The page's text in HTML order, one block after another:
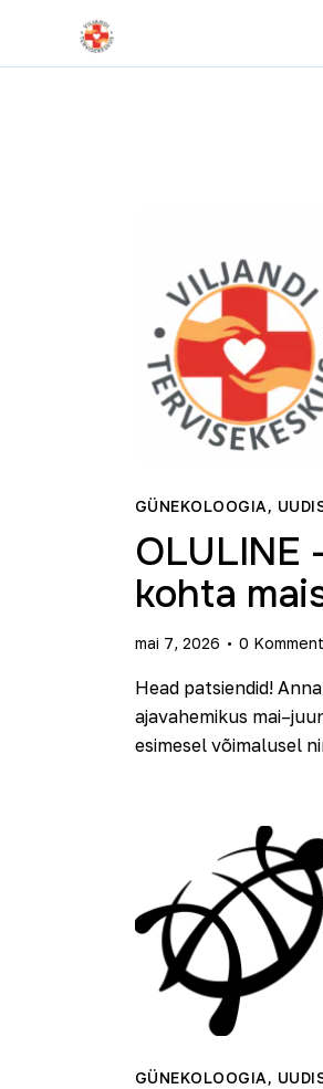
GÜNEKOLOOGIA,
OLULINE
kohta
mai 7, 2026 0
Head patsiendid!
ajavahemikus
esimesel võimalusel
GÜNEKOLOOGIA,